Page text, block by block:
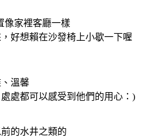
像家裡客廳一樣
好想賴在沙發椅上小歇一下喔
溫馨
處都可以感受到他們的用心：)
的水井之類的